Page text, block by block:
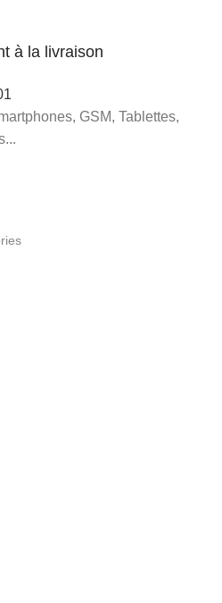
à la livraison
GSM, Tablettes,